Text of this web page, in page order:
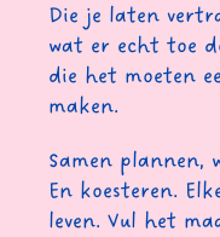
Die je laten
wat er echt toe
die het moeten
maken.
Samen plannen,
En koesteren.
leven. Vul het